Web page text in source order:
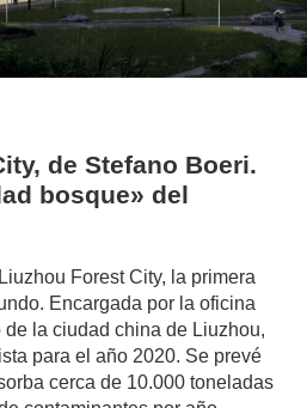
de Stefano Boeri.
bosque» del
Forest City, la primera
Encargada por la oficina
la ciudad china de Liuzhou,
para el año 2020. Se prevé
cerca de 10.000 toneladas